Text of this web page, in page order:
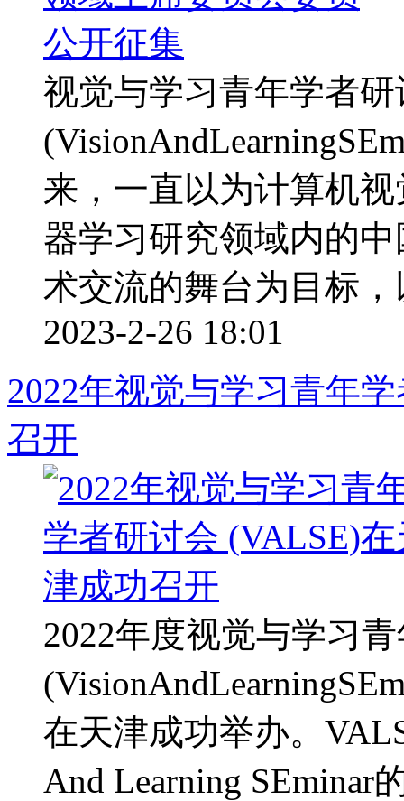
视觉与学习青年学者研
来，一直以为计算机
器学习研究领域内的
术交流的舞台为目标
2023-2-26 18:01
2022年视觉与学习青年
召开
2022年度视觉与学习
在天津成功举办。
And Learning SEminar